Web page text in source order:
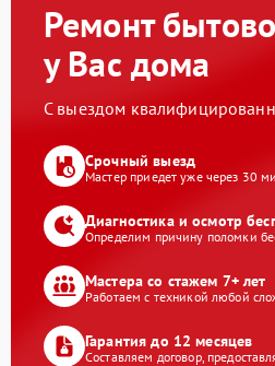
Ремонт
у Вас дома
С выездом
Срочный выезд
Мастер приедет уже через 30
Диагностика и осмотр
Определим причину поломки
Мастера со стажем 7+ лет
Работаем с техникой любой
Гарантия до 12 месяцев
Составляем договор,